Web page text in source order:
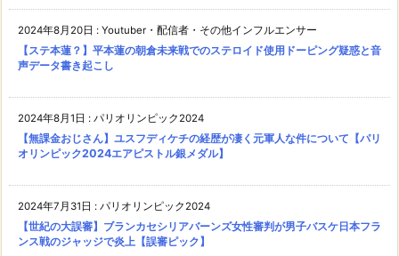
2024年8月20日 : Youtuber・配信者・その他インフルエンサー
【ステ本蓮？】平本蓮の朝倉未来戦でのステロイド使用ドーピング疑惑と音
声データ書き起こし
2024年8月1日 : パリオリンピック2024
【無課金おじさん】ユスフディケチの経歴が凄く元軍人な件について【パリ
オリンピック2024エアピストル銀メダル】
2024年7月31日 : パリオリンピック2024
【世紀の大誤審】ブランカセシリアバーンズ女性審判が男子バスケ日本フラ
ンス戦のジャッジで炎上【誤審ピック】